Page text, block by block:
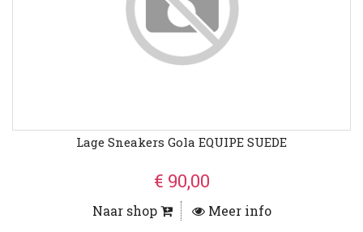
Lage Sneakers Gola EQUIPE SUEDE
€ 90,00
Naar shop Meer info